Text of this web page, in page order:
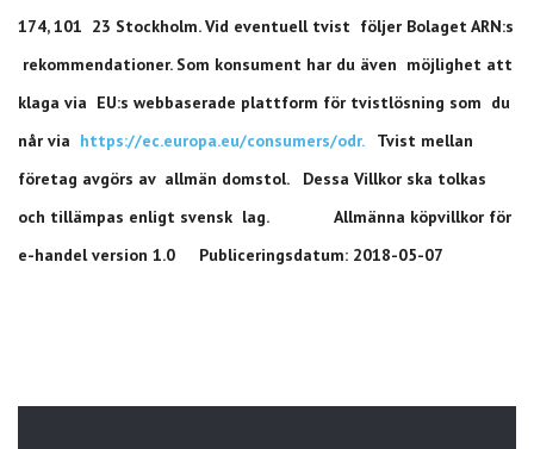
174, 101 23 Stockholm. Vid eventuell tvist följer Bolaget ARN:s
rekommendationer. Som konsument har du även möjlighet att
klaga via EU:s webbaserade plattform för tvistlösning som du
når via https://ec.europa.eu/consumers/odr.Tvist mellan
företag avgörs av allmän domstol. Dessa Villkor ska tolkas
och tillämpas enligt svensk lag. Allmänna köpvillkor för
e-handel version 1.0 Publiceringsdatum: 2018-05-07